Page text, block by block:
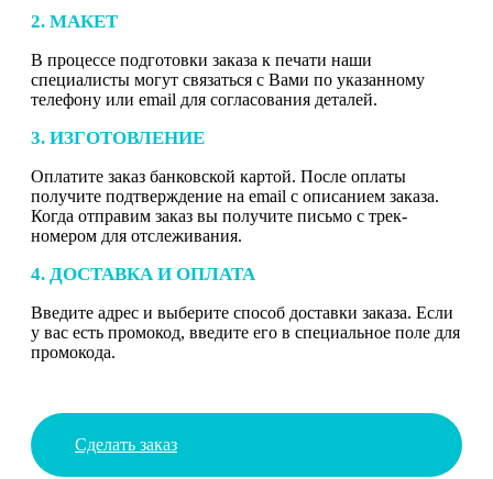
2. МАКЕТ
В процессе подготовки заказа к печати наши
специалисты могут связаться с Вами по указанному
телефону или email для согласования деталей.
3. ИЗГОТОВЛЕНИЕ
Оплатите заказ банковской картой. После оплаты
получите подтверждение на email с описанием заказа.
Когда отправим заказ вы получите письмо с трек-
номером для отслеживания.
4. ДОСТАВКА И ОПЛАТА
Введите адрес и выберите способ доставки заказа. Если
у вас есть промокод, введите его в специальное поле для
промокода.
Сделать заказ